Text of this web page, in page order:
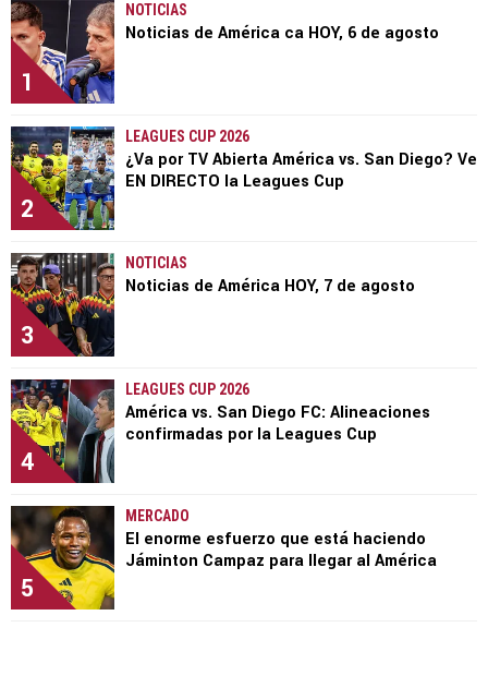
1
NOTICIAS
Noticias de América ca HOY, 6 de agosto
2
LEAGUES CUP 2026
¿Va por TV Abierta América vs. San Diego? Ve
EN DIRECTO la Leagues Cup
3
NOTICIAS
Noticias de América HOY, 7 de agosto
4
LEAGUES CUP 2026
América vs. San Diego FC: Alineaciones
confirmadas por la Leagues Cup
5
MERCADO
El enorme esfuerzo que está haciendo
Jáminton Campaz para llegar al América